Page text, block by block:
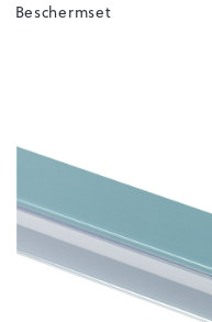
Beschermset